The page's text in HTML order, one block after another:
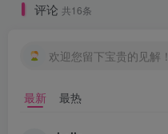
评论 共16条
欢迎您留下宝贵的见解！
最新 最热